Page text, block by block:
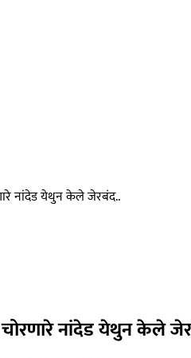
नांदेड येथुन केले जेरबंद..
चोरणारे नांदेड येथुन केले